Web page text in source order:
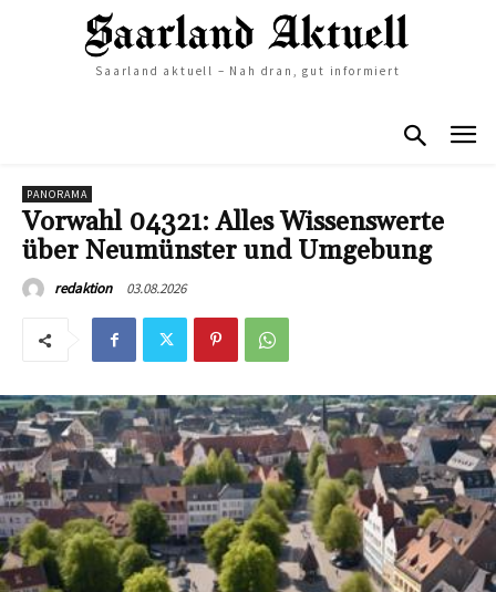
Saarland aktuell – Nah dran, gut informiert
PANORAMA
Vorwahl 04321: Alles Wissenswerte
über Neumünster und Umgebung
redaktion 03.08.2026